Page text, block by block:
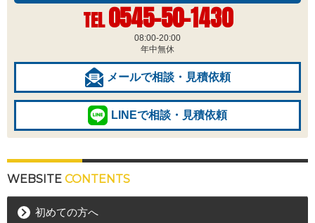
TEL0545-50-1430
08:00-20:00
年中無休
メールで相談・見積依頼
LINEで相談・見積依頼
WEBSITE CONTENTS
初めての方へ